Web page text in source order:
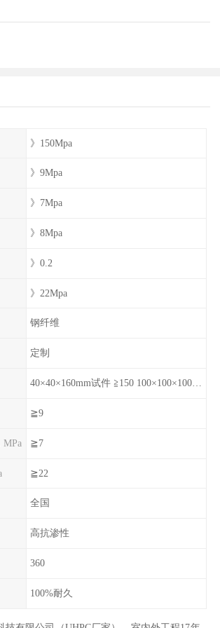
》150Mpa
》9Mpa
》7Mpa
》8Mpa
》0.2
》22Mpa
钢纤维
定制
40×40×160mm试件 ≧150 100×100×100mm试件≧120
≧9
≧7
≧22
全国
高抗渗性
360
100%耐久